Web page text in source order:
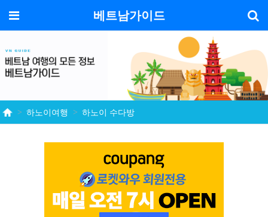
메뉴 베트남가이드
하노이여행 하노이 수다방